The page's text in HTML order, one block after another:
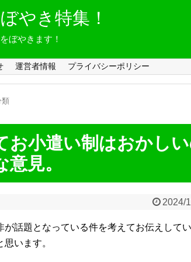
やき特集！
ぼやきます！
運営者情報 プライバシーポリシー
類
お小遣い制はおかし
見。
2024/
が話題となっている件を考えてお伝えして
います。